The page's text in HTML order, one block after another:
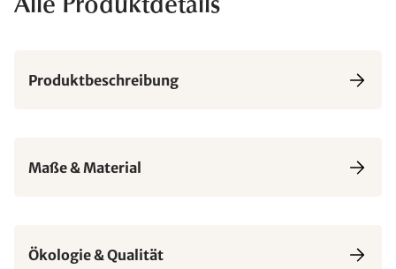
Alle Produktdetails
Produktbeschreibung
Maße & Material
Ökologie & Qualität